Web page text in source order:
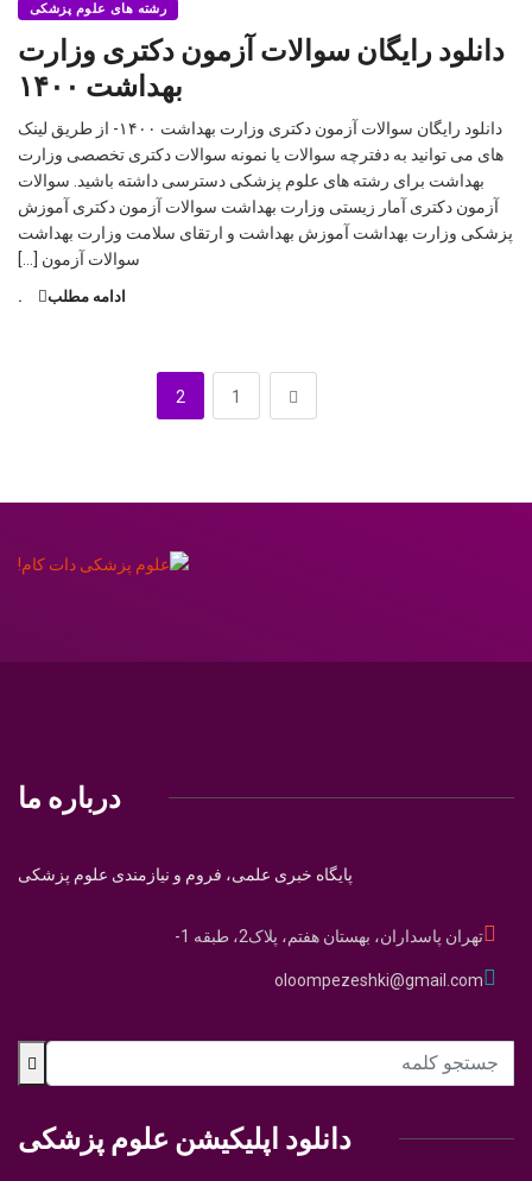
رشته های علوم پزشکی
دانلود رایگان سوالات آزمون دکتری وزارت
بهداشت ۱۴۰۰
دانلود رایگان سوالات آزمون دکتری وزارت بهداشت ۱۴۰۰- از طریق لینک
های می توانید به دفترچه سوالات یا نمونه سوالات دکتری تخصصی وزارت
بهداشت برای رشته های علوم پزشکی دسترسی داشته باشید. سوالات
آزمون دکتری آمار زیستی وزارت بهداشت سوالات آزمون دکتری آموزش
پزشكی وزارت بهداشت آموزش بهداشت و ارتقای سلامت وزارت بهداشت
سوالات آزمون […]
ادامه مطلب .
1
2
درباره ما
پایگاه خبری علمی، فروم و نیازمندی علوم پزشکی
تهران پاسداران، بهستان هفتم، پلاک2، طبقه 1-
oloompezeshki@gmail.com
دانلود اپلیکیشن علوم پزشکی